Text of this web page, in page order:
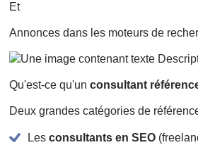
Et
Annonces dans les moteurs de
Qu'est-ce qu'unconsultant
Deux grandes catégories de
Lesconsultants en SEO